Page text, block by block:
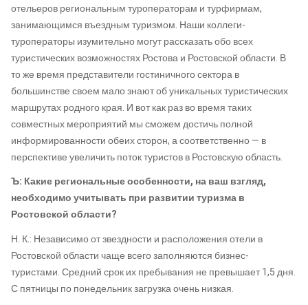
отельеров региональным туроператорам и турфирмам,
занимающимся въездным туризмом. Наши коллеги-
туроператоры изумительно могут рассказать обо всех
туристических возможностях Ростова и Ростовской области. В
то же время представители гостиничного сектора в
большинстве своем мало знают об уникальных туристических
маршрутах родного края. И вот как раз во время таких
совместных мероприятий мы сможем достичь полной
информированности обеих сторон, а соответственно — в
перспективе увеличить поток туристов в Ростовскую область.
Ъ: Какие региональные особенности, на ваш взгляд,
необходимо учитывать при развитии туризма в
Ростовской области?
Н. К.: Независимо от звездности и расположения отели в
Ростовской области чаще всего заполняются бизнес-
туристами. Средний срок их пребывания не превышает 1,5 дня.
С пятницы по понедельник загрузка очень низкая.